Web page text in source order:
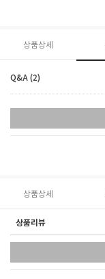
상품상세
Q&A (2)
상품상세
상품리뷰